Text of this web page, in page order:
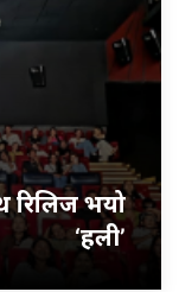
रिलिज भयो
‘हली’